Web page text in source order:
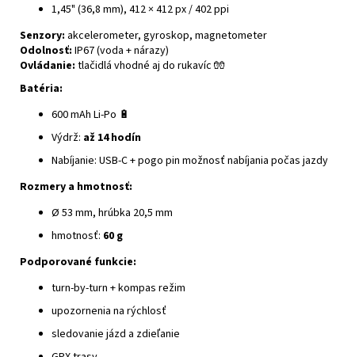
1,45" (36,8 mm), 412 × 412 px / 402 ppi
Senzory: akcelerometer, gyroskop, magnetometer
Odolnosť: IP67 (voda + nárazy)
Ovládanie: tlačidlá vhodné aj do rukavíc 🧤
Batéria:
600 mAh Li-Po 🔋
Výdrž: až 14 hodín
Nabíjanie: USB-C + pogo pin možnosť nabíjania počas jazdy
Rozmery a hmotnosť:
Ø 53 mm, hrúbka 20,5 mm
hmotnosť: 60 g
Podporované funkcie:
turn-by-turn + kompas režim
upozornenia na rýchlosť
sledovanie jázd a zdieľanie